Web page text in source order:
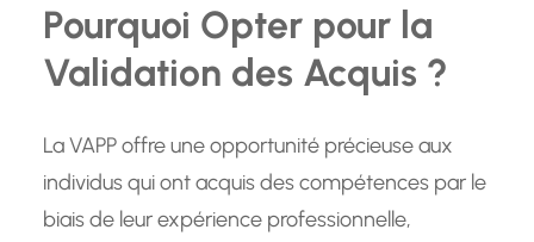
Pourquoi Opter pour la
Validation des Acquis ?
La VAPP offre une opportunité précieuse aux
individus qui ont acquis des compétences par le
biais de leur expérience professionnelle,